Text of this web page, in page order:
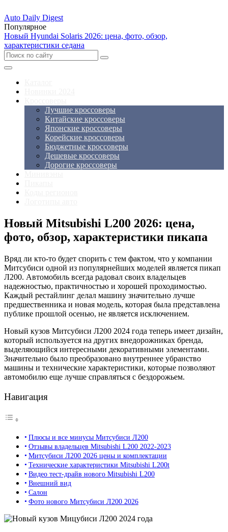
Auto Daily Digest
Популярное
Новый Hyundai Solaris 2026: цена, фото, обзор,
характеристики седана
Лучшие кроссоверы
Китайские кроссоверы
Японские кроссоверы
Корейские кроссоверы
Бюджетные кроссоверы
Дешевые кроссоверы
Дорогие кроссоверы
Новый Mitsubishi L200 2026: цена,
фото, обзор, характеристики пикапа
Вряд ли кто-то будет спорить с тем фактом, что у компании
Митсубиси одной из популярнейших моделей является пикап
Л200. Автомобиль всегда радовал своих владельцев
надежностью, практичностью и хорошей проходимостью.
Каждый рестайлинг делал машину значительно лучше
предшественника и новая модель, которая была представлена
публике прошлой осенью, не является исключением.
Новый кузов Митсубиси Л200 2024 года теперь имеет дизайн,
который используется на других внедорожниках бренда,
выделяющийся интересными декоративными элементами.
Значительно было преобразовано внутреннее убранство
машины и технические характеристики, которые позволяют
автомобилю еще лучше справляться с бездорожьем.
Навигация
Плюсы и все минусы Митсубиси Л200
Отзывы владельцев Mitsubishi L200 2022-2023
Митсубиси Л200 2026 цены и комплектации
Технические характеристики Mitsubishi L200t
Видео тест-драйв нового Mitsubishi L200
Внешний вид
Салон
Фото нового Митсубиси Л200 2026